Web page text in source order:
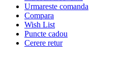
Urmareste comanda
Compara
Wish List
Puncte cadou
Cerere retur